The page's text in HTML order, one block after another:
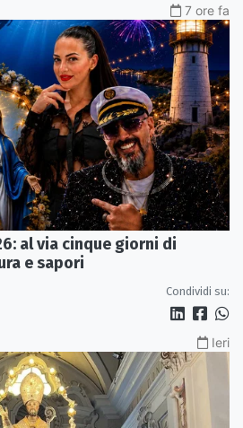
7 ore fa
al via cinque giorni di
e sapori
Condividi su:
Ieri